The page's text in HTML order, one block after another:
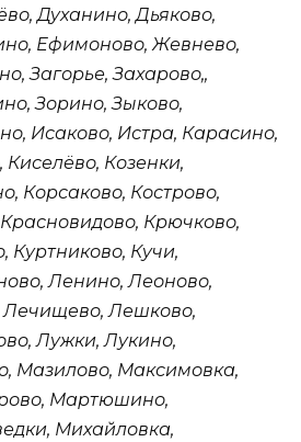
Духанино, Дьяково,
Ефимоново, Жевнево,
Загорье, Захарово,,
Зорино, Зыково,
Исаково, Истра, Карасино,
Козенки,
Корсаково, Кострово,
Крючково,
Куртниково, Кучи,
Ленино, Леоново,
Лечищево, Лешково,
Лужки, Лукино,
Мазилово, Максимовка,
Мартюшино,
Михайловка,